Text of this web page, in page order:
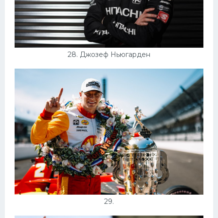
28. Джозеф Ньюгарден
29.